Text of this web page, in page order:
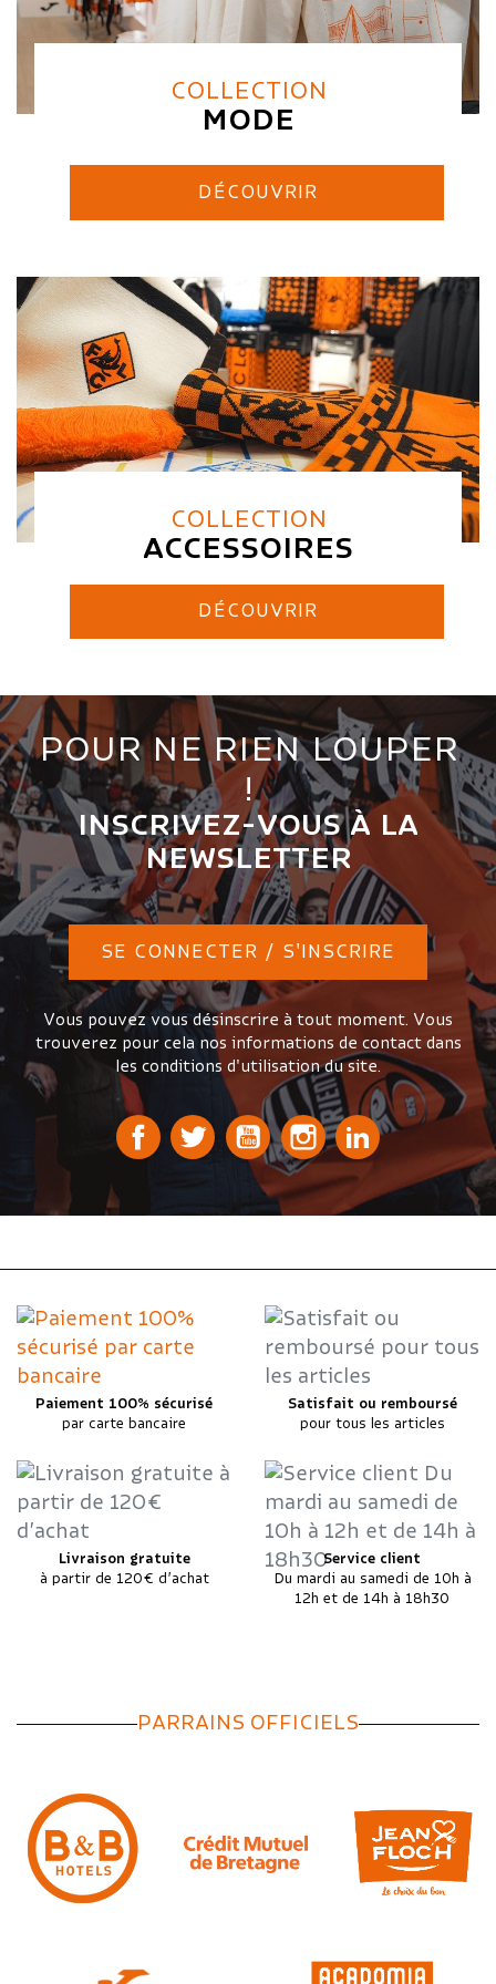
COLLECTION
MODE
DÉCOUVRIR
COLLECTION
ACCESSOIRES
DÉCOUVRIR
POUR NE RIEN LOUPER
!
INSCRIVEZ-VOUS À LA
NEWSLETTER
SE CONNECTER / S'INSCRIRE
Vous pouvez vous désinscrire à tout moment. Vous
trouverez pour cela nos informations de contact dans
les conditions d'utilisation du site.
Paiement 100% sécurisé
par carte bancaire
Satisfait ou remboursé
pour tous les articles
Livraison gratuite
à partir de 120€ d’achat
Service client
Du mardi au samedi de 10h à
12h et de 14h à 18h30
PARRAINS OFFICIELS